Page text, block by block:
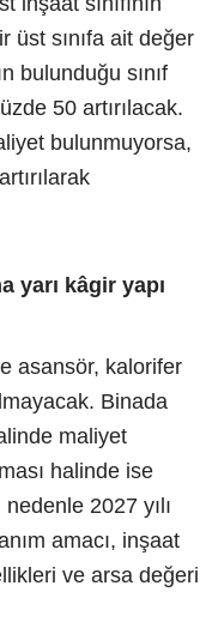
üst sınıfa ait değer
bulunduğu sınıf
50 artırılacak.
bulunmuyorsa,
yarı kâgir yapı
asansör, kalorifer
Binada
maliyet
halinde ise
2027 yılı
amacı, inşaat
ve arsa değeri